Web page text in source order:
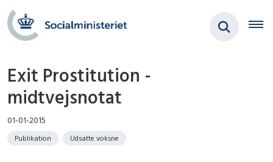
Exit Prostitution -
midtvejsnotat
01-01-2015
Publikation Udsatte voksne